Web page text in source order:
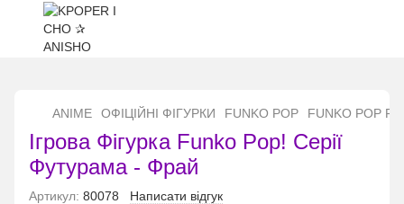
ANIME ОФІЦІЙНІ ФІГУРКИ FUNKO POP FUNKO POP
Ігрова Фігурка Funko Pop! Серії
Футурама - Фрай
Артикул: 80078 Написати відгук